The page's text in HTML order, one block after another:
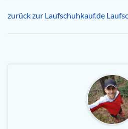
zurück zur Laufschuhkauf.de